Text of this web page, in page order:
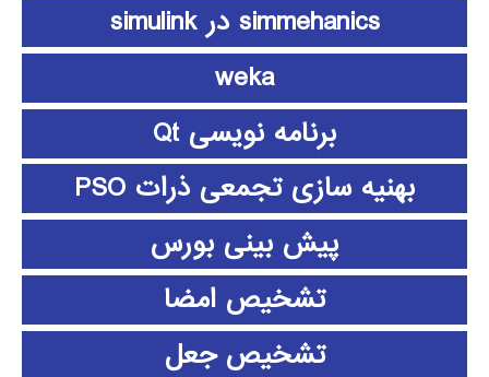
simmehanics در simulink
weka
برنامه نویسی Qt
بهنیه سازی تجمعی ذرات PSO
پیش بینی بورس
تشخیص امضا
تشخیص جعل